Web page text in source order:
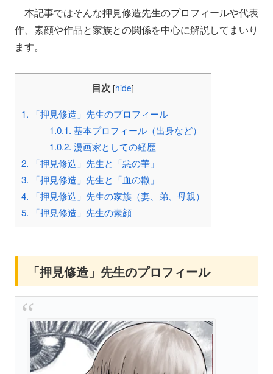
本記事ではそんな押見修造先生のプロフィールや代表
作、素顔や作品と家族との関係を中心に解説してまいり
ます。
目次 [hide]
1. 「押見修造」先生のプロフィール
1.0.1. 基本プロフィール（出身など）
1.0.2. 漫画家としての経歴
2. 「押見修造」先生と「惡の華」
3. 「押見修造」先生と「血の轍」
4. 「押見修造」先生の家族（妻、弟、母親）
5. 「押見修造」先生の素顔
「押見修造」先生のプロフィール